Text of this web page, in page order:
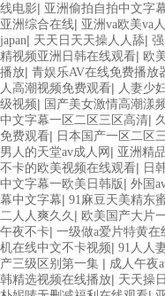
线电影| 亚洲偷拍自拍中文字
亚洲综合在线| 亚洲va欧美va
japan| 天天日天天操人人舔|
精视频亚洲日韩在线观看| 欧
播放| 青娱乐AV在线免费播放
人高潮视频免费观看| 人妻少
级视频| 国产美女激情高潮漾
中文字幕一区二区三区高清|
免费观看| 日本国产一区二区
男人的天堂av成人网 | 亚洲精
不卡的欧美视频在线观看| 日
中文字幕一欧美日韩版 | 外国
幕中文字幕| 91麻豆天美精东
二人人爽久久 | 欧美国产大片
午夜不卡| 一级做a爱片特黄在
机在线中文不卡视频| 91人人
产三级区别第一集 | 成人午夜
韩精选视频在线播放| 天天操